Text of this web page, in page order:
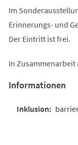
Im
Erinnerungs- und
Der Eintritt ist frei.
In Zusammenarbeit
Informationen